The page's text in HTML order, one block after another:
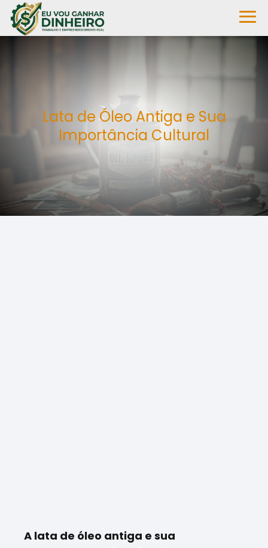
Lata de Óleo Antiga e Sua
Importância Cultural
A lata de óleo antiga e sua